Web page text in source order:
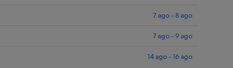
7 ago - 8 ago
7 ago - 9 ago
14 ago - 16 ago